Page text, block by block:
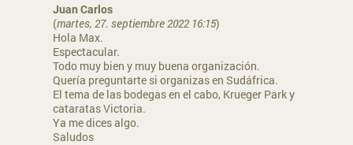
Juan Carlos
(martes, 27. septiembre 2022 16:15)
Hola Max.
Espectacular.
Todo muy bien y muy buena organización.
Quería preguntarte si organizas en Sudáfrica.
El tema de las bodegas en el cabo, Krueger Park y
cataratas Victoria.
Ya me dices algo.
Saludos